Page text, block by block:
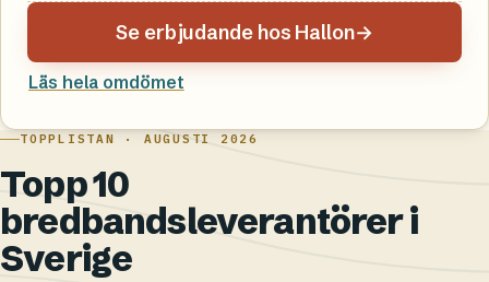
Se erbjudande hos Hallon→
Läs hela omdömet
TOPPLISTAN · AUGUSTI 2026
Topp 10
bredbandsleverantörer i
Sverige